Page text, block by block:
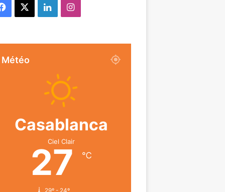
Facebook LinkedinInstagram
Météo
Casablanca
Ciel Clair
27 ℃
29º - 24º